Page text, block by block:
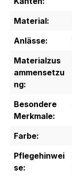
Material:
Anlässe:
Materialzus
ammensetzu
ng:
Besondere
Merkmale:
Farbe:
Pflegehinwei
se: